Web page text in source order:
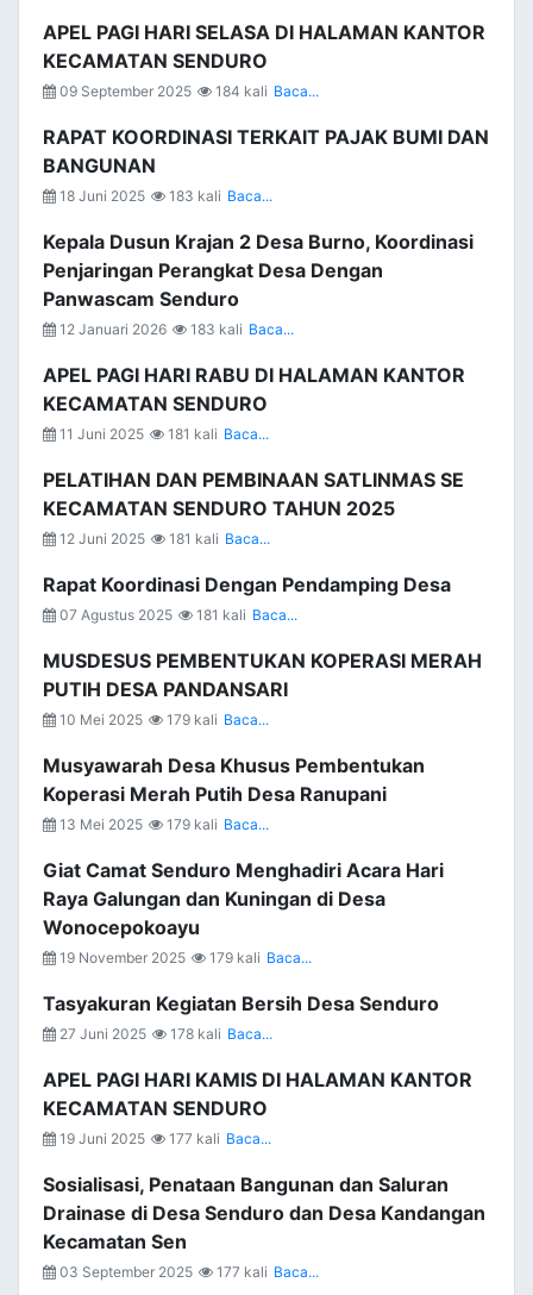
APEL PAGI HARI SELASA DI HALAMAN KANTOR
KECAMATAN SENDURO
09 September 2025 184 kali Baca...
RAPAT KOORDINASI TERKAIT PAJAK BUMI DAN
BANGUNAN
18 Juni 2025 183 kali Baca...
Kepala Dusun Krajan 2 Desa Burno, Koordinasi
Penjaringan Perangkat Desa Dengan
Panwascam Senduro
12 Januari 2026 183 kali Baca...
APEL PAGI HARI RABU DI HALAMAN KANTOR
KECAMATAN SENDURO
11 Juni 2025 181 kali Baca...
PELATIHAN DAN PEMBINAAN SATLINMAS SE
KECAMATAN SENDURO TAHUN 2025
12 Juni 2025 181 kali Baca...
Rapat Koordinasi Dengan Pendamping Desa
07 Agustus 2025 181 kali Baca...
MUSDESUS PEMBENTUKAN KOPERASI MERAH
PUTIH DESA PANDANSARI
10 Mei 2025 179 kali Baca...
Musyawarah Desa Khusus Pembentukan
Koperasi Merah Putih Desa Ranupani
13 Mei 2025 179 kali Baca...
Giat Camat Senduro Menghadiri Acara Hari
Raya Galungan dan Kuningan di Desa
Wonocepokoayu
19 November 2025 179 kali Baca...
Tasyakuran Kegiatan Bersih Desa Senduro
27 Juni 2025 178 kali Baca...
APEL PAGI HARI KAMIS DI HALAMAN KANTOR
KECAMATAN SENDURO
19 Juni 2025 177 kali Baca...
Sosialisasi, Penataan Bangunan dan Saluran
Drainase di Desa Senduro dan Desa Kandangan
Kecamatan Sen
03 September 2025 177 kali Baca...